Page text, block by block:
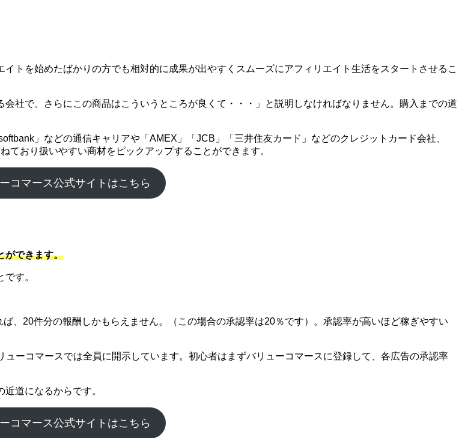
トを始めたばかりの方でも相対的に成果が出やすくスムーズにアフィリエイト生活をスタートさせるこ
社で、さらにこの商品はこういうところが良くて・・・」と説明しなければなりません。購入までの道
」などの通信キャリアや「AMEX」「JCB」「三井住友カード」などのクレジットカード会社、
ており扱いやすい商材をピックアップすることができます。
コマース公式サイトはこちら
ができます。
す。
、20件分の報酬しかもらえません。（この場合の承認率は20％です）。承認率が高いほど稼ぎやすい
ーコマースでは全員に開示しています。初心者はまずバリューコマースに登録して、各広告の承認率
道になるからです。
コマース公式サイトはこちら